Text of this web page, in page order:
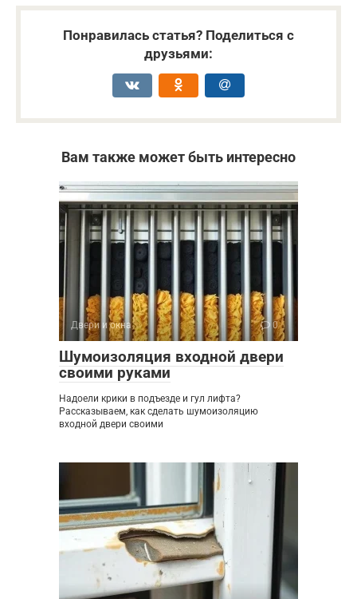
Понравилась статья? Поделиться с
друзьями:
Вам также может быть интересно
Двери и окна 0
Шумоизоляция входной двери
своими руками
Надоели крики в подъезде и гул лифта?
Рассказываем, как сделать шумоизоляцию
входной двери своими